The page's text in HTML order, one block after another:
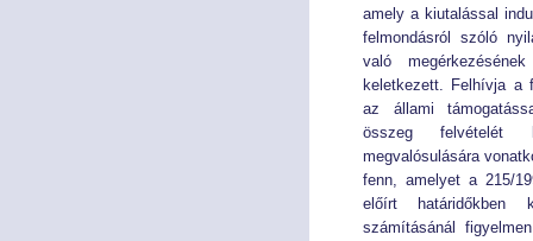
amely a kiutalással
felmondásról szóló
való
keletkezett. Felhívja a
az állami
összeg
megvalósulására
fenn, amelyet a 215/
előírt határidőkben
számításánál